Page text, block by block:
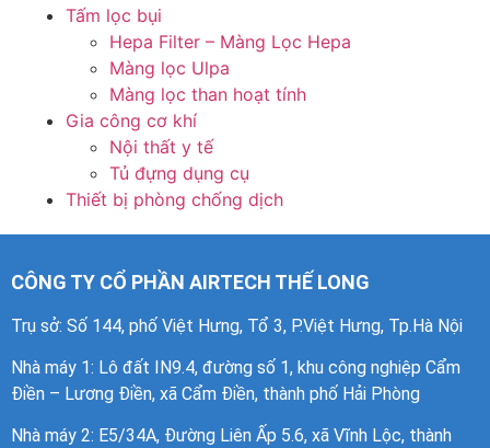
Tấm lọc bụi
Hepa Filter – Màng Lọc Hepa
Màng lọc Ulpa
Màng lọc than hoạt tính
Gia công cơ khí
Nội thất y tế
Tủ đựng dụng cụ
Thiết bị phòng chống dịch
CÔNG TY CỔ PHẦN AIRTECH THẾ LONG
Trụ sở: Số 144, phố Việt Hưng, Tổ 3, P.Việt Hưng, Tp.Hà Nội
Nhà máy 1: Lô đất IN9.4, đường số 1, khu công nghiệp Cẩm
Điền – Lương Điền, xã Cẩm Điền, thành phố Hải Phòng
Nhà máy 2: E5/34A, Đường Liên Ấp 5.6, xã Vĩnh Lộc, thành